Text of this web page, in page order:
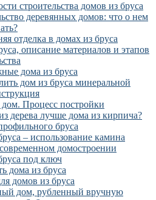
строительства домов из бруса
деревянных домов: что о нем
отделка в домах из бруса
описание материалов и этапов
дома из бруса
дом из бруса минеральной
Процесс постройки
дерева лучше дома из кирпича?
бруса
– использование камина
домостроении
под ключ
дома из бруса
домов из бруса
дом, рубленный вручную